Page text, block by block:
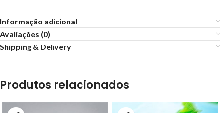
Informação adicional
Avaliações (0)
Shipping & Delivery
Produtos relacionados